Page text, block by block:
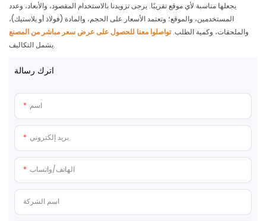
يجعلها مناسبة لأي موقع تقريبًا. يرجى تزويدنا بالاستخدام المقصود، والأبعاد، وعدد
المستخدمين، والموقع؛ وتعتمد الأسعار على الحجم، والمادة (فولاذ أو بلاستيك)،
والملحقات، وكمية الطلب.تواصلوا معنا للحصول على عرض سعر مباشر من المصنع
يشمل التكاليف.
اترك رسالة
اسم
بريد إلكتروني
الهاتف/واتساب
اسم الشركة